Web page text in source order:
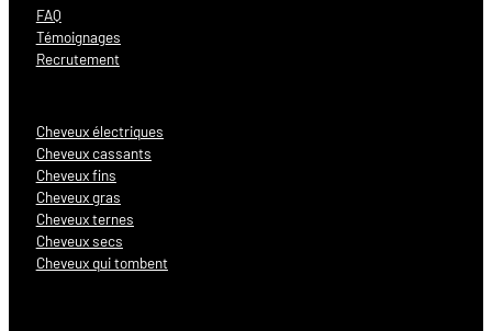
FAQ
Témoignages
Recrutement
Cheveux électriques
Cheveux cassants
Cheveux fins
Cheveux gras
Cheveux ternes
Cheveux secs
Cheveux qui tombent